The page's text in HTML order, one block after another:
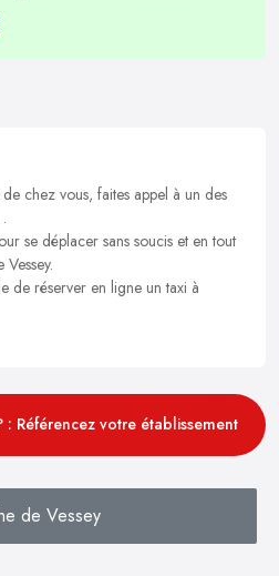
chez vous, faites appel à un des
se déplacer sans soucis et en tout
de réserver en ligne un taxi à
: Référencez votre établissement
de Vessey